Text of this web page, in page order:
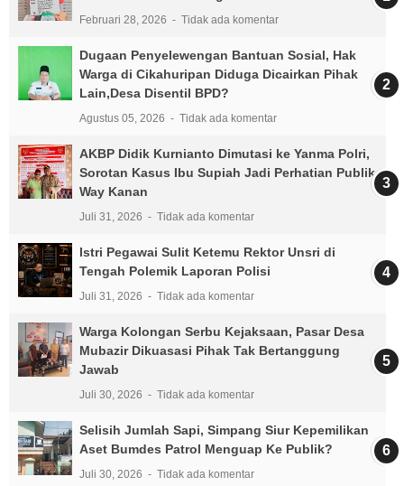
Februari 28, 2026 Tidak ada komentar
Dugaan Penyelewengan Bantuan Sosial, Hak
Warga di Cikahuripan Diduga Dicairkan Pihak
Lain,Desa Disentil BPD?
Agustus 05, 2026 Tidak ada komentar
AKBP Didik Kurnianto Dimutasi ke Yanma Polri,
Sorotan Kasus Ibu Supiah Jadi Perhatian Publik
Way Kanan
Juli 31, 2026 Tidak ada komentar
Istri Pegawai Sulit Ketemu Rektor Unsri di
Tengah Polemik Laporan Polisi
Juli 31, 2026 Tidak ada komentar
Warga Kolongan Serbu Kejaksaan, Pasar Desa
Mubazir Dikuasasi Pihak Tak Bertanggung
Jawab
Juli 30, 2026 Tidak ada komentar
Selisih Jumlah Sapi, Simpang Siur Kepemilikan
Aset Bumdes Patrol Menguap Ke Publik?
Juli 30, 2026 Tidak ada komentar